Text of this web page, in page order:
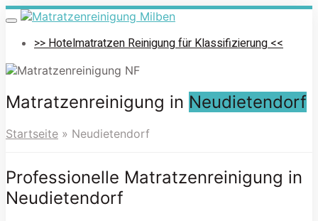
Skip
to
main
Toggle
navigation>> Hotelmatratzen Reinigung für Klassifizierung <<
Matratzenreinigung in Neudietendorf
Startseite » Neudietendorf
Professionelle Matratzenreinigung in
Neudietendorf